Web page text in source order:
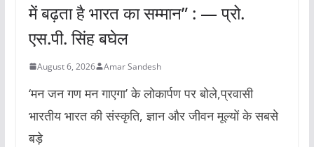
में बढ़ता है भारत का सम्मान” : — प्रो.
एस.पी. सिंह बघेल
August 6, 2026 Amar Sandesh
‘मन जन गण मन गाएगा’ के लोकार्पण पर बोले,प्रवासी
भारतीय भारत की संस्कृति, ज्ञान और जीवन मूल्यों के सबसे
बड़े